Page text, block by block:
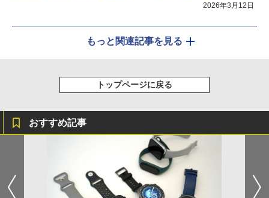
2026年3月12日
もっと関連記事を見る
トップページに戻る
おすすめ記事